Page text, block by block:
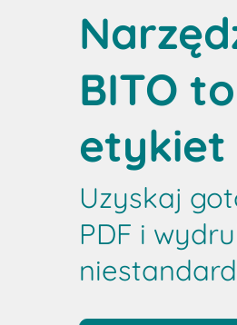
BITO
etykiet
Uzyskaj
PDF i